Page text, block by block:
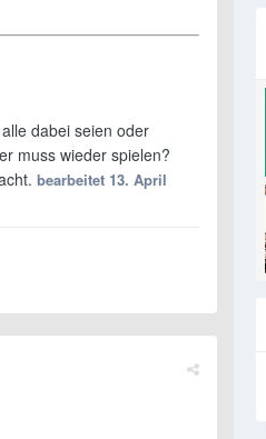
dabei seien oder
muss wieder spielen?
bearbeitet 13. April